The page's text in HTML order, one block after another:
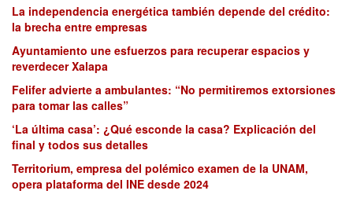
La independencia energética también depende del crédito:
la brecha entre empresas
Ayuntamiento une esfuerzos para recuperar espacios y
reverdecer Xalapa
Felifer advierte a ambulantes: “No permitiremos extorsiones
para tomar las calles”
‘La última casa’: ¿Qué esconde la casa? Explicación del
final y todos sus detalles
Territorium, empresa del polémico examen de la UNAM,
opera plataforma del INE desde 2024